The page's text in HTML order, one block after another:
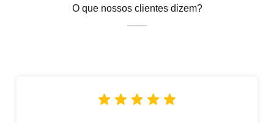
O que nossos clientes dizem?